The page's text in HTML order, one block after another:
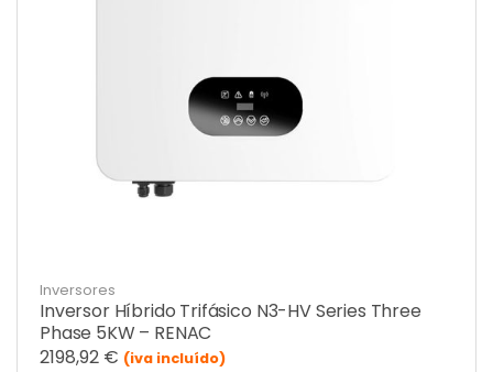
Inversores
Inversor Híbrido Trifásico N3-HV Series Three
Phase 5KW – RENAC
2198,92 € (iva incluído)